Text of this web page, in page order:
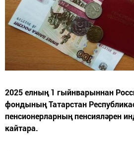
2025 елның 1 гыйнварыннан
фондының Татарстан
пенсионерларның пенсияләрен
кайтара.